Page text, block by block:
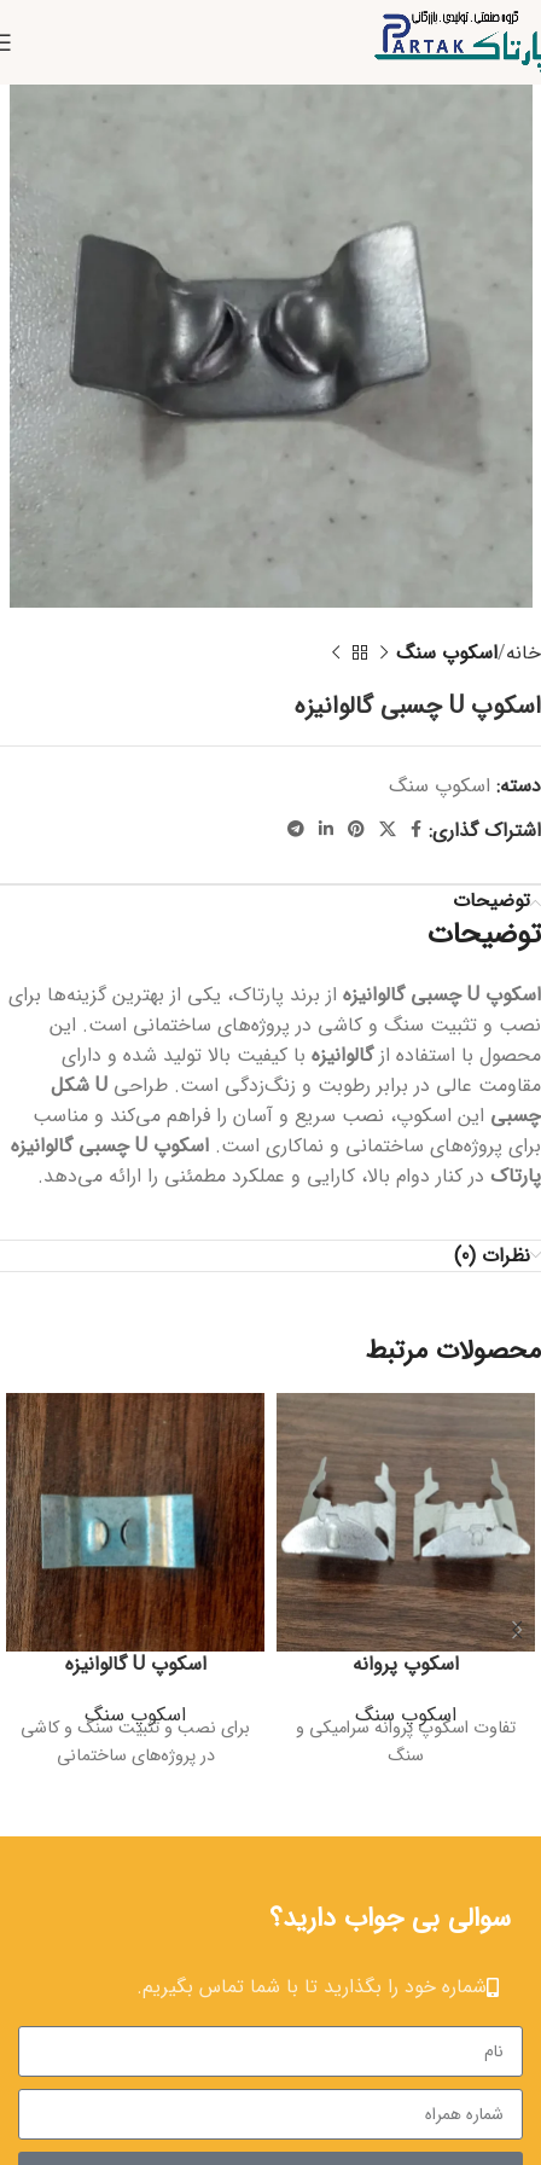
خانه اسکوپ سنگ
اسکوپ U چسبی گالوانیزه
دسته: اسکوپ سنگ
اشتراک گذاری:
توضیحات
توضیحات
اسکوپ U چسبی گالوانیزه
از برند پارتاک، یکی از بهترین گزینه‌ها برای
نصب و تثبیت سنگ و کاشی در پروژه‌های ساختمانی است. این
محصول با استفاده ازگالوانیزه با کیفیت بالا تولید شده و دارای
مقاومت عالی در برابر رطوبت و زنگ‌زدگی است. طراحی
U شکل
چسبی این اسکوپ، نصب سریع و آسان را فراهم می‌کند و مناسب
برای پروژه‌های ساختمانی و نماکاری است.
اسکوپ U چسبی گالوانیزه
پارتاک در کنار دوام بالا، کارایی و عملکرد مطمئنی را ارائه می‌دهد.
نظرات (0)
محصولات مرتبط
اسکوپ پروانه
اسکوپ سنگ
تفاوت اسکوپ پروانه سرامیکی و
سنگ
اسکوپ U گالوانیزه
اسکوپ سنگ
برای نصب و تثبیت سنگ و کاشی
در پروژه‌های ساختمانی
سوالی بی جواب دارید؟
شماره خود را بگذارید تا با شما تماس بگیریم.